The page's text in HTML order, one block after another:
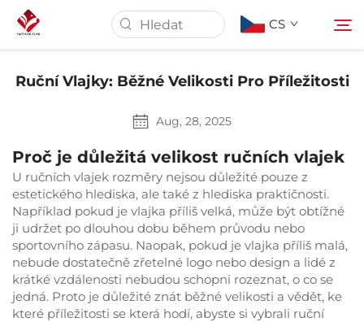
CS
Informace o nás
Produkty
Služba
Aktuality
Ruční Vlajky: Běžné Velikosti Pro Příležitosti
Aug, 28, 2025
Proč je důležitá velikost ručních vlajek
U ručních vlajek rozměry nejsou důležité pouze z
estetického hlediska, ale také z hlediska praktičnosti.
Například pokud je vlajka příliš velká, může být obtížné
ji udržet po dlouhou dobu během průvodu nebo
sportovního zápasu. Naopak, pokud je vlajka příliš malá,
nebude dostatečně zřetelné logo nebo design a lidé z
krátké vzdálenosti nebudou schopni rozeznat, o co se
jedná. Proto je důležité znát běžné velikosti a vědět, ke
které příležitosti se která hodí, abyste si vybrali ruční